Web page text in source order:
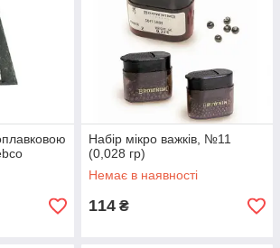
Набір мікро важків, №11
(0,028 гр)
Немає в наявності
114 ₴